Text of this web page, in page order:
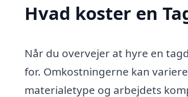
Hvad koster en
Når du overvejer at hyre en
for. Omkostningerne kan
materialetype og arbejdets